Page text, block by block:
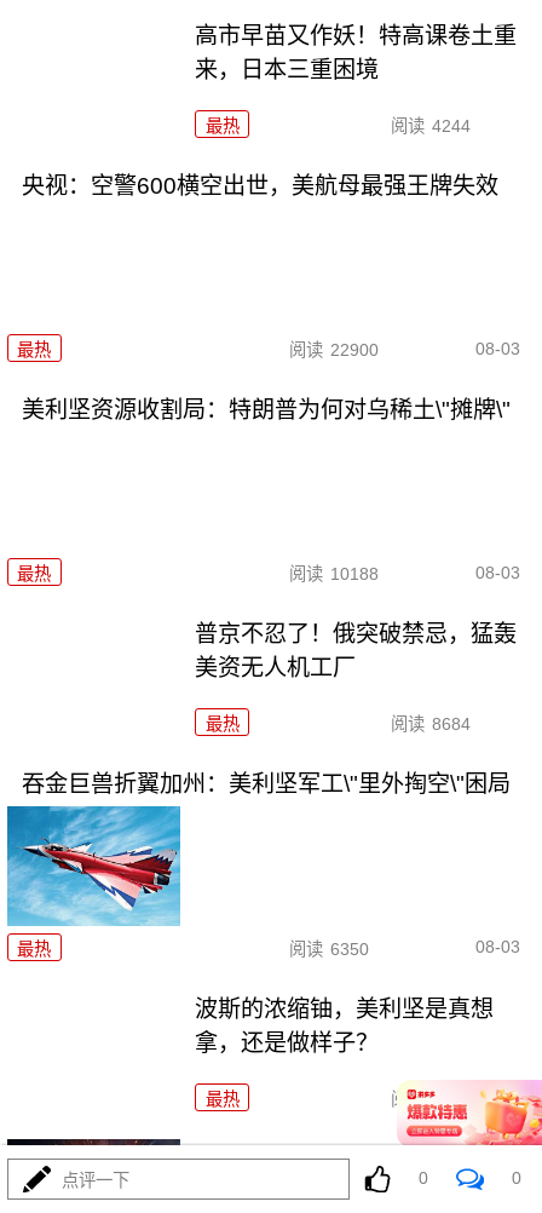
高市早苗又作妖！特高课卷土重
来，日本三重困境
最热 阅读 4244
央视：空警600横空出世，美航母最强王牌失效
最热 阅读 22900 08-03
美利坚资源收割局：特朗普为何对乌稀土\"摊牌\"
最热 阅读 10188 08-03
普京不忍了！俄突破禁忌，猛轰
美资无人机工厂
最热 阅读 8684
吞金巨兽折翼加州：美利坚军工\"里外掏空\"困局
最热 阅读 6350 08-03
波斯的浓缩铀，美利坚是真想
拿，还是做样子？
最热 阅读 4287
东瀛彻底撕掉和平面具，公然发
射进攻性武器！
点评一下 0 0